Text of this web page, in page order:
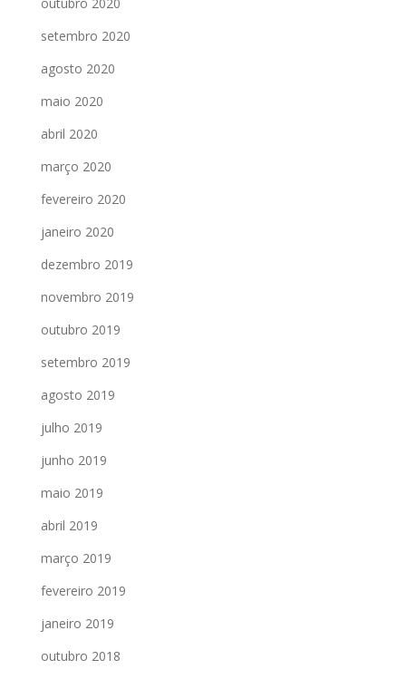
setembro 2020
agosto 2020
maio 2020
abril 2020
março 2020
fevereiro 2020
janeiro 2020
dezembro 2019
novembro 2019
outubro 2019
setembro 2019
agosto 2019
julho 2019
junho 2019
maio 2019
abril 2019
março 2019
fevereiro 2019
janeiro 2019
outubro 2018